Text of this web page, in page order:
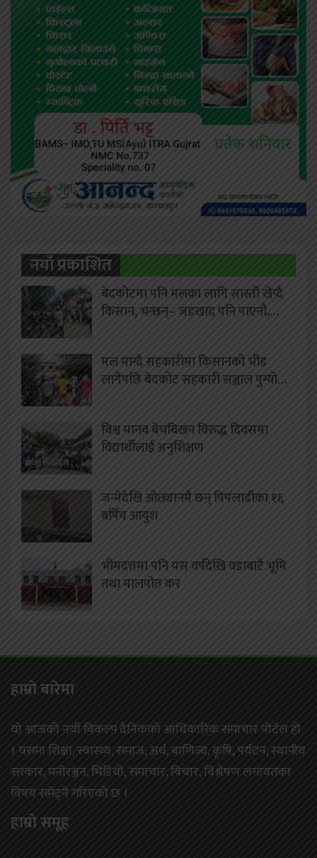
नयाँ प्रकाशित
बेदकोटमा पनि मलका लागि सास्ती खेप्दै
किसान, भन्छन्– जडखाद पनि पाएनौ,…
मल माग्दै सहकारीमा किसानको भीड
लागेपछि बेदकोट सहकारी सञ्जाल पुग्यो…
विश्व मानव बेचबिखन विरुद्ध दिवसमा
विद्यार्थीलाई अनुशिक्षण
जन्मेदेखि ओछ्यानमै छन् पिपलाडीका १६
बर्षिय आयुश
भीमदत्तमा पनि यस वर्षदेखि वडाबाटै भूमि
तथा मालपोत कर
हाम्राे बारेमा
यो आजको नयाँ विकल्प दैनिकको आधिकारिक समाचार पोर्टल हो
। यसमा शिक्षा, स्वास्थ्य, समाज, अर्थ, बाणिज्य, कृषि, पर्यटन, स्थानीय
सरकार, मनोरञ्जन, भिडियो, समाचार, विचार, विश्लेषण लगायतका
विषय समेट्ने गरिएको छ ।
हाम्राे समूह